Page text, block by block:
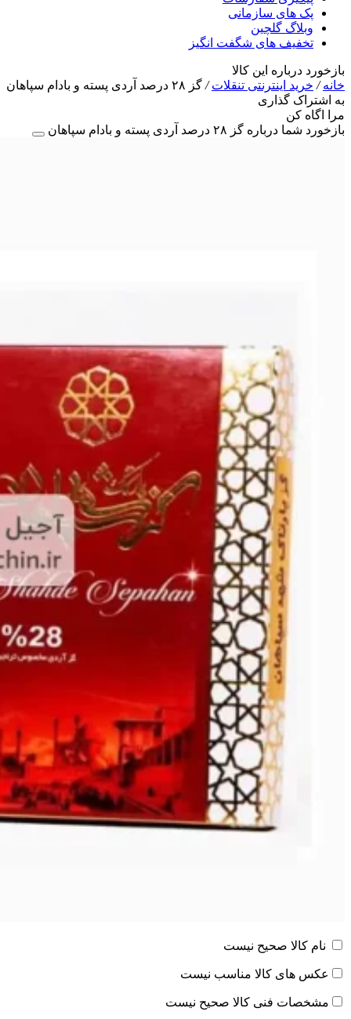
پک های سازمانی
وبلاگ گلچین
تخفیف های شگفت انگیز
بازخورد درباره این کالا
خانه/ خرید اینترنتی تنقلات/ گز ۲۸ درصد آردی پسته و بادام سپاهان
به اشتراک گذاری
مرا اگاه کن
بازخورد شما درباره گز ۲۸ درصد آردی پسته و بادام سپاهان
نام کالا صحیح نیست
عکس های کالا مناسب نیست
مشخصات فنی کالا صحیح نیست